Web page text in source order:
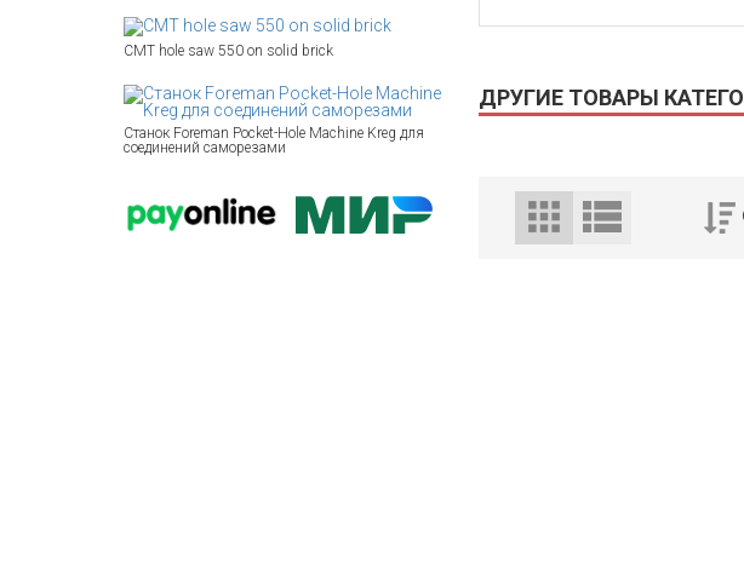
CMT hole saw 550 on solid brick
Станок Foreman Pocket-Hole Machine Kreg для
соединений саморезами
ДРУГИЕ ТОВАРЫ